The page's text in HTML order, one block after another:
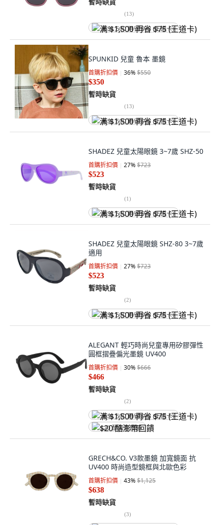
(13)
满 $1,500 再省 $75 (王道卡)
SPUNKID 兒童 魯本 墨鏡
首購折扣價 36%$550
$350
暫時缺貨
(13)
满 $1,500 再省 $75 (王道卡)
SHADEZ 兒童太陽眼鏡 3~7歲 SHZ-50
首購折扣價 27%$723
$523
暫時缺貨
(1)
满 $1,500 再省 $75 (王道卡)
SHADEZ 兒童太陽眼鏡 SHZ-80 3~7歲
適用
首購折扣價 27%$723
$523
暫時缺貨
(2)
满 $1,500 再省 $75 (王道卡)
ALEGANT 輕巧時尚兒童專用矽膠彈性
圓框摺疊偏光墨鏡 UV400
首購折扣價 30%$666
$466
暫時缺貨
(2)
满 $1,500 再省 $75 (王道卡)
$20 酷澎幣回饋
GRECH&CO. V3款墨鏡 加寬鏡面 抗
UV400 時尚造型鏡框與北歐色彩
首購折扣價 43%$1,125
$638
暫時缺貨
(3)